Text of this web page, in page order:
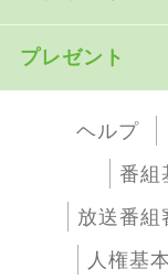
プレゼント
ヘルプ
番組
放送番組
人権基